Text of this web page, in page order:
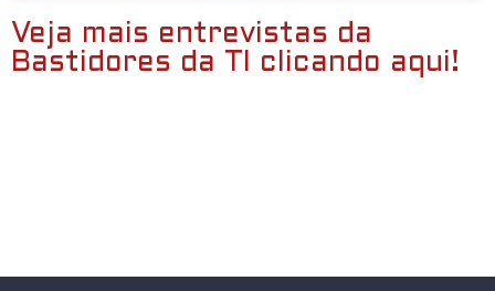
Veja mais entrevistas da
Bastidores da TI clicando aqui!